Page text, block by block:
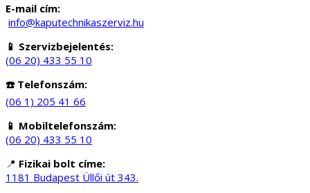
E-mail cím:
info@kaputechnikaszerviz.hu
📱 Szervizbejelentés:
(06 20) 433 55 10
☎️ Telefonszám:
(06 1) 205 41 66
📱 Mobiltelefonszám:
(06 20) 433 55 10
📍 Fizikai bolt címe:
1181 Budapest Üllői út 343.